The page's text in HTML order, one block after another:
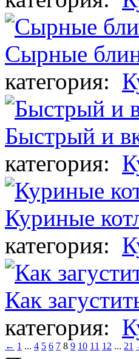
Сырные
категория:
Быстрый и
категория:
Куриные
категория:
Как
категория:
← 1 ... 4 5 6 7 8 9 10 11 12 ... 21